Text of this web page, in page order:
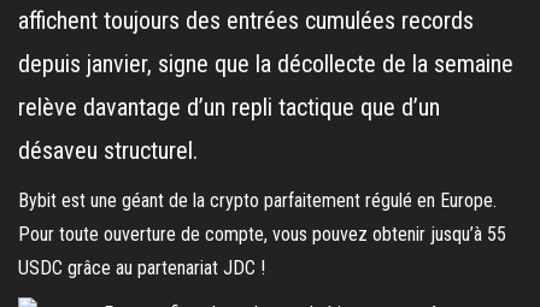
affichent toujours des entrées cumulées records
depuis janvier, signe que la décollecte de la semaine
relève davantage d’un repli tactique que d’un
désaveu structurel.
Bybit est une géant de la crypto parfaitement régulé en Europe.
Pour toute ouverture de compte, vous pouvez obtenir jusqu’à 55
USDC grâce au partenariat JDC !